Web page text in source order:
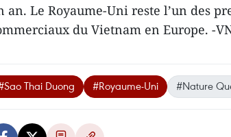
an. Le Royaume-Uni reste l’un des
du Vietnam en Europe. -
Thai Duong #Royaume-Uni #Nature